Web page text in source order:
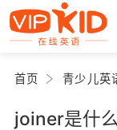
首页 青少儿英
joiner是什